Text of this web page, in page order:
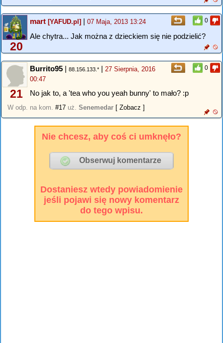
0
20
mart [YAFUD.pl] | 07 Maja, 2013 13:24
Ale chytra... Jak można z dzieckiem się nie podzielić?
0
21
Burrito95 | 88.156.133.* | 27 Sierpnia, 2016
00:47
No jak to, a 'tea who you yeah bunny' to mało? :p
W odp. na kom. #17 uż. Senemedar [ Zobacz ]
Nie chcesz, aby coś ci umknęło?
Dostaniesz wtedy powiadomienie
jeśli pojawi się nowy komentarz
do tego wpisu.